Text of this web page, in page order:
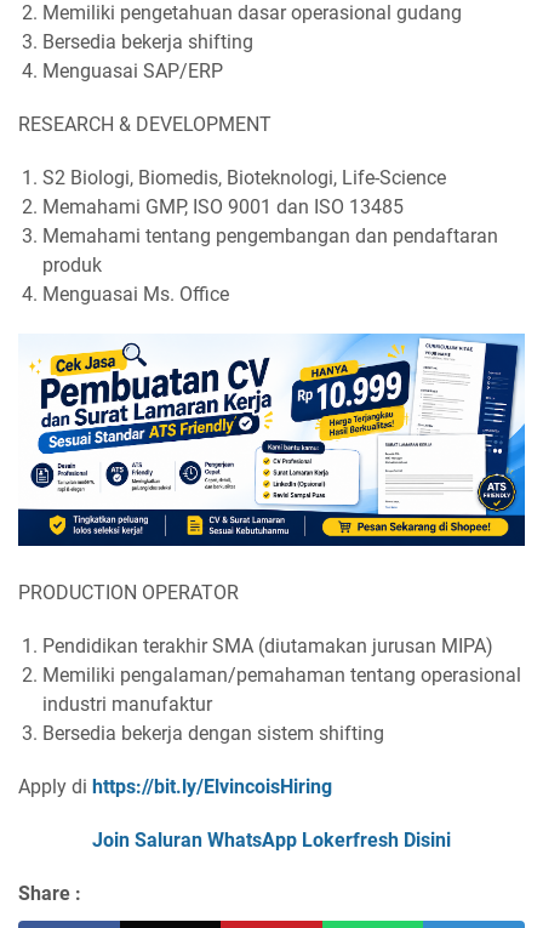
Memiliki pengetahuan dasar operasional gudang
Bersedia bekerja shifting
Menguasai SAP/ERP
RESEARCH & DEVELOPMENT
S2 Biologi, Biomedis, Bioteknologi, Life-Science
Memahami GMP, ISO 9001 dan ISO 13485
Memahami tentang pengembangan dan pendaftaran
produk
Menguasai Ms. Office
PRODUCTION OPERATOR
Pendidikan terakhir SMA (diutamakan jurusan MIPA)
Memiliki pengalaman/pemahaman tentang operasional
industri manufaktur
Bersedia bekerja dengan sistem shifting
Apply di https://bit.ly/ElvincoisHiring
Join Saluran WhatsApp Lokerfresh Disini
Share :